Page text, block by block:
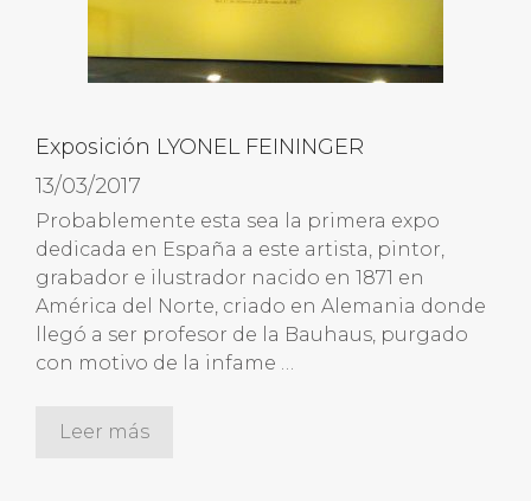
Exposición LYONEL FEININGER
13/03/2017
Probablemente esta sea la primera expo
dedicada en España a este artista, pintor,
grabador e ilustrador nacido en 1871 en
América del Norte, criado en Alemania donde
llegó a ser profesor de la Bauhaus, purgado
con motivo de la infame …
Leer más